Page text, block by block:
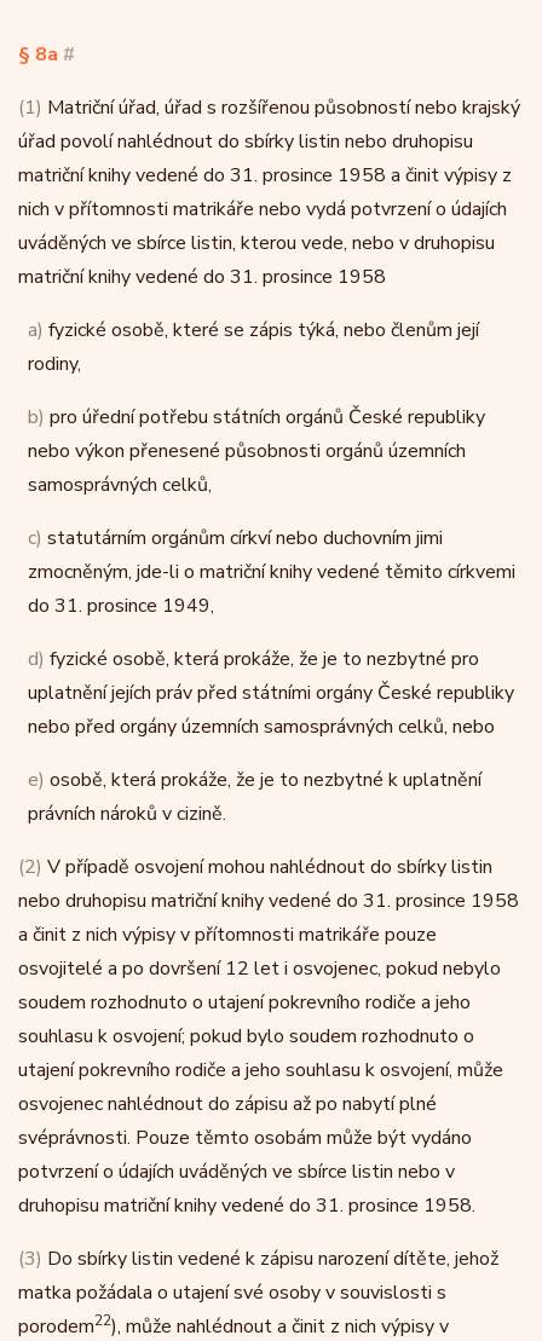
§ 8a #
(1) Matriční úřad, úřad s rozšířenou působností nebo krajský
úřad povolí nahlédnout do sbírky listin nebo druhopisu
matriční knihy vedené do 31. prosince 1958 a činit výpisy z
nich v přítomnosti matrikáře nebo vydá potvrzení o údajích
uváděných ve sbírce listin, kterou vede, nebo v druhopisu
matriční knihy vedené do 31. prosince 1958
a) fyzické osobě, které se zápis týká, nebo členům její
rodiny,
b) pro úřední potřebu státních orgánů České republiky
nebo výkon přenesené působnosti orgánů územních
samosprávných celků,
c) statutárním orgánům církví nebo duchovním jimi
zmocněným, jde-li o matriční knihy vedené těmito církvemi
do 31. prosince 1949,
d) fyzické osobě, která prokáže, že je to nezbytné pro
uplatnění jejích práv před státními orgány České republiky
nebo před orgány územních samosprávných celků, nebo
e) osobě, která prokáže, že je to nezbytné k uplatnění
právních nároků v cizině.
(2) V případě osvojení mohou nahlédnout do sbírky listin
nebo druhopisu matriční knihy vedené do 31. prosince 1958
a činit z nich výpisy v přítomnosti matrikáře pouze
osvojitelé a po dovršení 12 let i osvojenec, pokud nebylo
soudem rozhodnuto o utajení pokrevního rodiče a jeho
souhlasu k osvojení; pokud bylo soudem rozhodnuto o
utajení pokrevního rodiče a jeho souhlasu k osvojení, může
osvojenec nahlédnout do zápisu až po nabytí plné
svéprávnosti. Pouze těmto osobám může být vydáno
potvrzení o údajích uváděných ve sbírce listin nebo v
druhopisu matriční knihy vedené do 31. prosince 1958.
(3) Do sbírky listin vedené k zápisu narození dítěte, jehož
matka požádala o utajení své osoby v souvislosti s
porodem22), může nahlédnout a činit z nich výpisy v